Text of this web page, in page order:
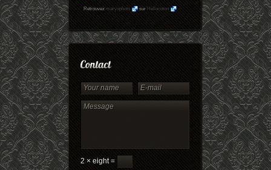
Retrouvezmaryophoto surHellocoton
2 × eight =